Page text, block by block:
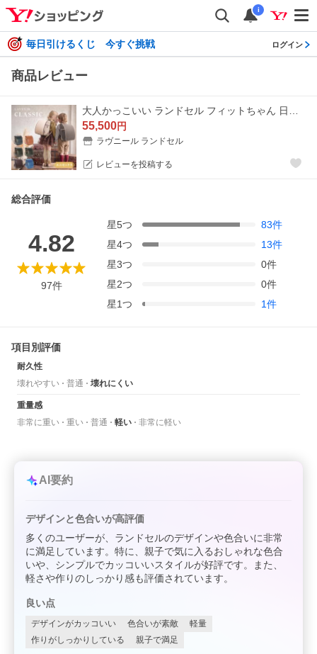
i
毎日引けるくじ 今すぐ挑戦 ログイン
商品レビュー
55,500円
ラヴニール ランドセル
レビューを投稿する
総合評価
4.82
97件
星5つ 83件
星4つ 13件
星3つ 0件
星2つ 0件
星1つ 1件
項目別評価
耐久性
壊れやすい
普通 壊れにくい
重量感
非常に重い
重い 普通 軽い 非常に軽い
AI要約
デザインと色合いが高評価
多くのユーザーが、ランドセルのデザインや色合いに非常
に満足しています。特に、親子で気に入るおしゃれな色合
いや、シンプルでカッコいいスタイルが好評です。また、
軽さや作りのしっかり感も評価されています。
良い点
デザインがカッコいい 色合いが素敵
軽量
作りがしっかりしている
親子で満足